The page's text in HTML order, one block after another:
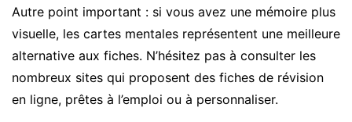
Autre point important : si vous avez une mémoire plus
visuelle, les cartes mentales représentent une meilleure
alternative aux fiches. N’hésitez pas à consulter les
nombreux sites qui proposent des fiches de révision
en ligne, prêtes à l’emploi ou à personnaliser.